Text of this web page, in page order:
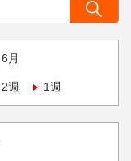
6月
2週 1週